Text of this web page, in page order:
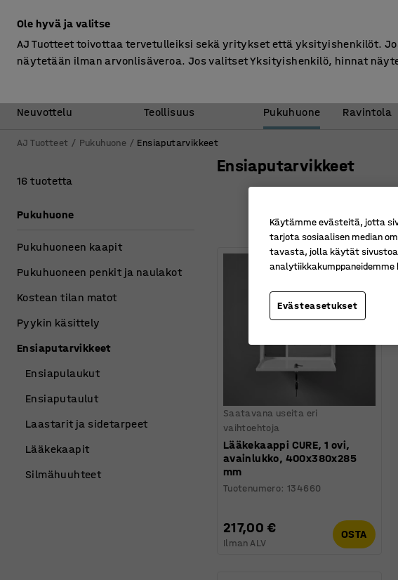
Neuvottelu
Teollisuus
Pukuhuone Ravintola
AJ Tuotteet Pukuhuone Ensiaputarvikkeet
Ensiaputarvikkeet
Saatavana useita eri
vaihtoehtoja
Lääkekaappi CURE, 1 ovi,
avainlukko, 400x380x285
mm
Tuotenumero:134660
217,00 €
Ilman ALV
OSTA
16 tuotetta
Pukuhuone
Pukuhuoneen kaapit
Pukuhuoneen penkit ja naulakot
Kostean tilan matot
Pyykin käsittely
Ensiaputarvikkeet
Ensiapulaukut
Ensiaputaulut
Laastarit ja sidetarpeet
Lääkekaapit
Silmähuuhteet
Ole hyvä ja valitse
AJ Tuotteet toivottaa tervetulleiksi sekä yritykset että yksityishenkilöt.
näytetään ilman arvonlisäveroa. Jos valitset Yksityishenkilö, hinnat
Käytämme evästeitä, jotta
tarjota sosiaalisen median
tavasta, jolla käytät
analytiikkakumppaneidemme
Evästeasetukset